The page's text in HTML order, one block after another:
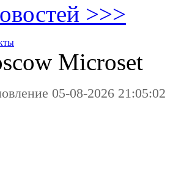
>>>
Microset
05-08-2026 21:05:02